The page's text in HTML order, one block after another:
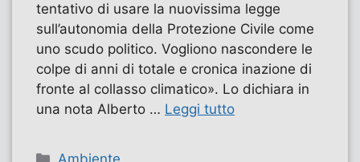
tentativo di usare la nuovissima legge
sull’autonomia della Protezione Civile come
uno scudo politico. Vogliono nascondere le
colpe di anni di totale e cronica inazione di
fronte al collasso climatico». Lo dichiara in
una nota Alberto … Leggi tutto
Categorie